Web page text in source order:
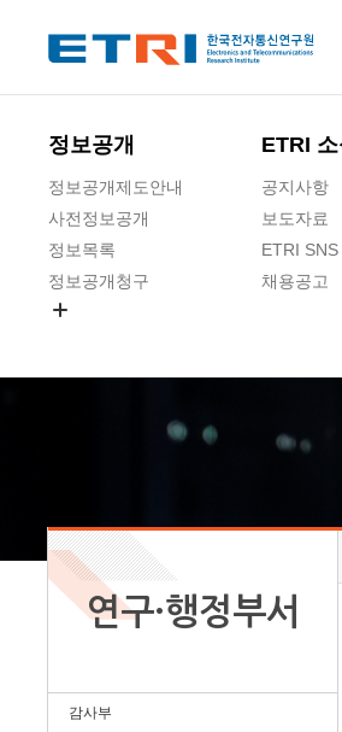
정보공개
정보공개제도안내
사전정보공개
정보목록
정보공개청구
ETRI 소
공지사항
보도자료
ETRI SNS
채용공고
연구·행정부서
감사부